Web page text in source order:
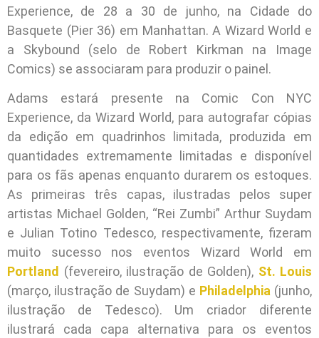
Experience, de 28 a 30 de junho, na Cidade do
Basquete (Pier 36) em Manhattan. A Wizard World e
a Skybound (selo de Robert Kirkman na Image
Comics) se associaram para produzir o painel.
Adams estará presente na Comic Con NYC
Experience, da Wizard World, para autografar cópias
da edição em quadrinhos limitada, produzida em
quantidades extremamente limitadas e disponível
para os fãs apenas enquanto durarem os estoques.
As primeiras três capas, ilustradas pelos super
artistas Michael Golden, “Rei Zumbi” Arthur Suydam
e Julian Totino Tedesco, respectivamente, fizeram
muito sucesso nos eventos Wizard World em
Portland (fevereiro, ilustração de Golden), St. Louis
(março, ilustração de Suydam) e Philadelphia (junho,
ilustração de Tedesco). Um criador diferente
ilustrará cada capa alternativa para os eventos